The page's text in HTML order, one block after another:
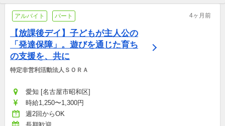
アルバイト パート 4ヶ月前
【放課後デイ】子どもが主人公の
「発達保障」。遊びを通じた育ち
の支援を、共に
特定非営利活動法人ＳＯＲＡ
愛知 [名古屋市昭和区]
時給1,250〜1,300円
週2回からOK